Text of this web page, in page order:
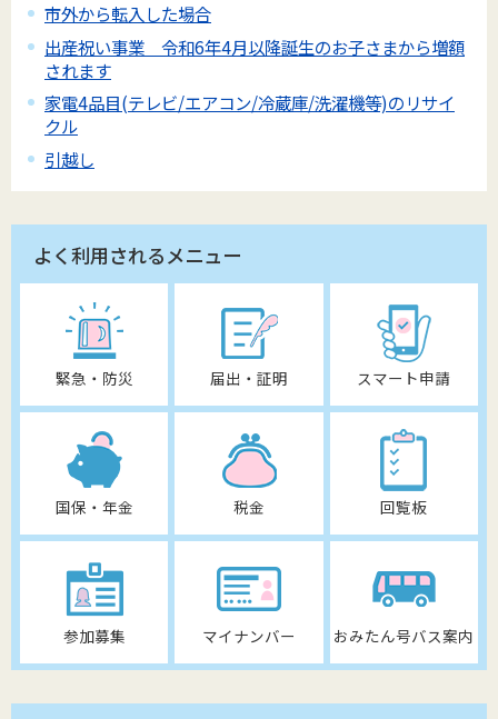
市外から転入した場合
出産祝い事業 令和6年4月以降誕生のお子さまから増額
されます
家電4品目(テレビ/エアコン/冷蔵庫/洗濯機等)のリサイ
クル
引越し
よく利用されるメニュー
緊急・防災 届出・証明 スマート申請
国保・年金 税金 回覧板
参加募集 マイナンバー おみたん号バス案内